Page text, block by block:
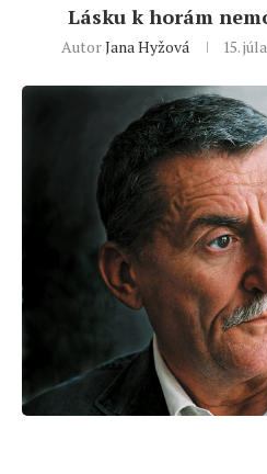
Lásku k horám
AutorJana Hyžová 15.